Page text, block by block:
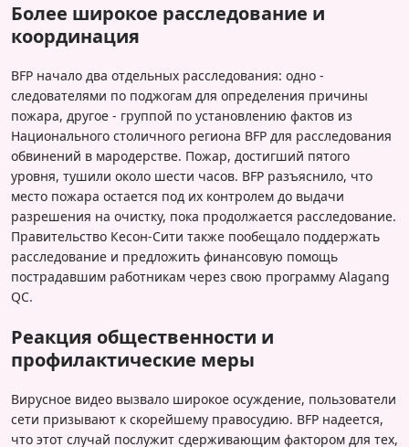
Более широкое расследование и
координация
BFP начало два отдельных расследования: одно -
следователями по поджогам для определения причины
пожара, другое - группой по установлению фактов из
Национального столичного региона BFP для расследования
обвинений в мародерстве. Пожар, достигший пятого
уровня, тушили около шести часов. BFP разъяснило, что
место пожара остается под их контролем до выдачи
разрешения на очистку, пока продолжается расследование.
Правительство Кесон-Сити также пообещало поддержать
расследование и предложить финансовую помощь
пострадавшим работникам через свою программу Alagang
QC.
Реакция общественности и
профилактические меры
Вирусное видео вызвало широкое осуждение, пользователи
сети призывают к скорейшему правосудию. BFP надеется,
что этот случай послужит сдерживающим фактором для тех,